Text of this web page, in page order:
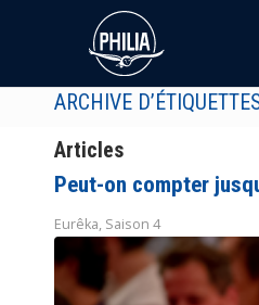
ARCHIVE
Articles
Peut-on compter
Eurêka, Saison 4